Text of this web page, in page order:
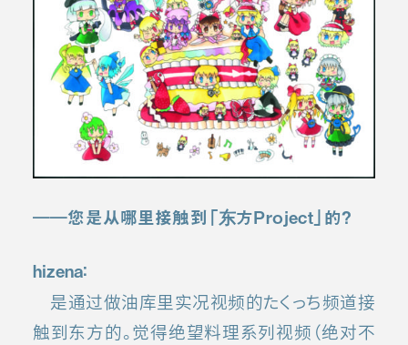
――您是从哪里接触到「东方Project」的？
hizena：
是通过做油库里实况视频的たくっち频道接
触到东方的。觉得绝望料理系列视频（绝对不